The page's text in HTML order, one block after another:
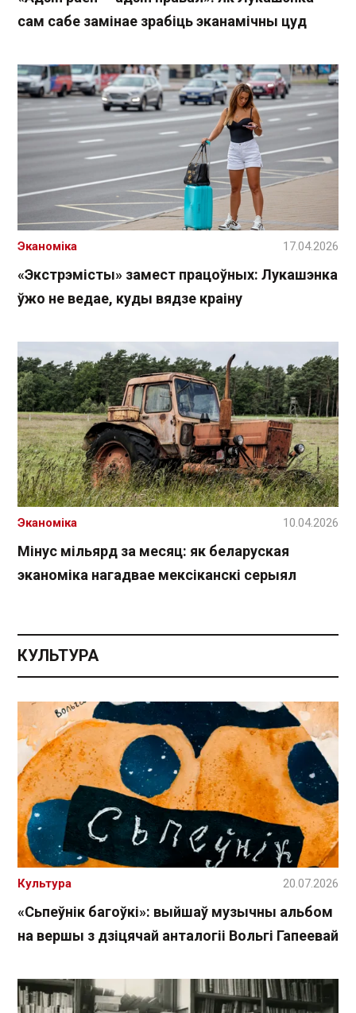
сам сабе замінае зрабіць эканамічны цуд
«Экстрэмісты» замест працоўных: Лукашэнка
ўжо не ведае, куды вядзе краіну
Эканоміка 17.04.2026
Мінус мільярд за месяц: як беларуская
эканоміка нагадвае мексіканскі серыял
Эканоміка 10.04.2026
КУЛЬТУРА
«Сьпеўнік багоўкі»: выйшаў музычны альбом
на вершы з дзіцячай анталогіі Вольгі Гапеевай
Культура 20.07.2026